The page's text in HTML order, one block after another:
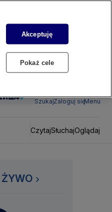
SzukajZaloguj sięMenu
CzytajSłuchajOglądaj
Akceptuję
Pokaż cele